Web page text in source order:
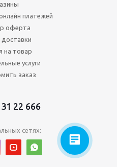
платежей
оферта
доставки
на товар
услуги
заказ
22 666
сетях: